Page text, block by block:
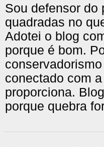
Sou defensor do
quadradas no
Adotei o blog
porque é bom.
conectado com
proporciona.
porque quebra